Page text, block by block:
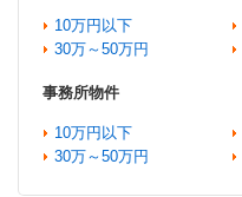
10万円以下
30万～50万円
事務所物件
10万円以下
30万～50万円